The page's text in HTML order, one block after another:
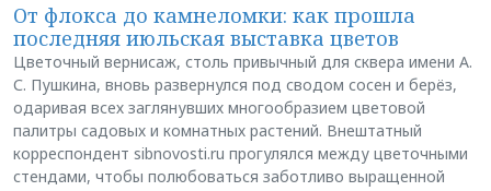
От флокса до камнеломки: как прошла
последняя июльская выставка цветов
Цветочный вернисаж, столь привычный для сквера имени А.
С. Пушкина, вновь развернулся под сводом сосен и берёз,
одаривая всех заглянувших многообразием цветовой
палитры садовых и комнатных растений. Внештатный
корреспондент sibnovosti.ru прогулялся между цветочными
стендами, чтобы полюбоваться заботливо выращенной